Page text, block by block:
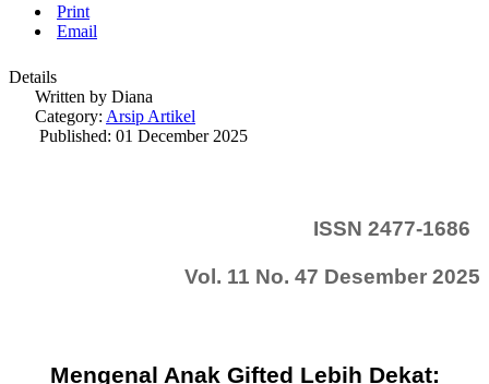
Print
Email
Details
Written by Diana
Category: Arsip Artikel
Published: 01 December 2025
ISSN 2477-1686
Vol. 11 No. 47 Desember 2025
Mengenal Anak Gifted Lebih Dekat: